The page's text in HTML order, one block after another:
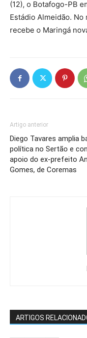
(12), o Botafogo-PB
Estádio Almeidão. No
recebe o Maringá
Artigo anterior
Diego Tavares amplia
política no Sertão e
apoio do ex-prefeito
Gomes, de Coremas
ARTIGOS